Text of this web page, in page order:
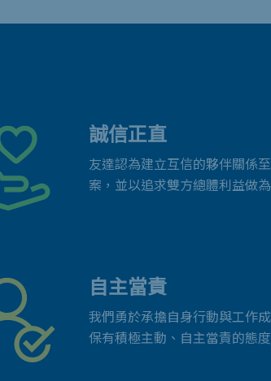
誠信正直
友達認為建立互信的夥伴關係
案，並以追求雙方總體利益做
自主當責
我們勇於承擔自身行動與工作
保有積極主動、自主當責的態